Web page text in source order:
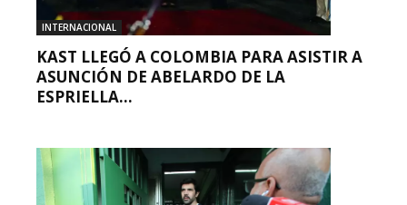
INTERNACIONAL
KAST LLEGÓ A COLOMBIA PARA ASISTIR A
ASUNCIÓN DE ABELARDO DE LA
ESPRIELLA...